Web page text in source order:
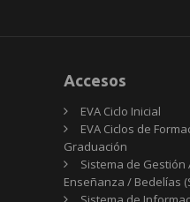
Accesos
EVA Ciclo Inicial
EVA Ciclos de
Graduación
Sistema de
Enseñanza / Bedelías